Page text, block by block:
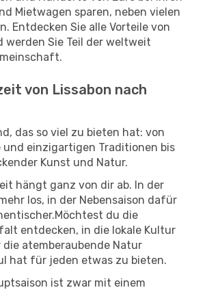
Mietwagen sparen, neben vielen
Entdecken Sie alle Vorteile von
werden Sie Teil der weltweit
von Lissabon nach
das so viel zu bieten hat: von
und einzigartigen Traditionen bis
Kunst und Natur.
hängt ganz von dir ab. In der
los, in der Nebensaison dafür
du die
entdecken, in die lokale Kultur
atemberaubende Natur
hat für jeden etwas zu bieten.
ist zwar mit einem